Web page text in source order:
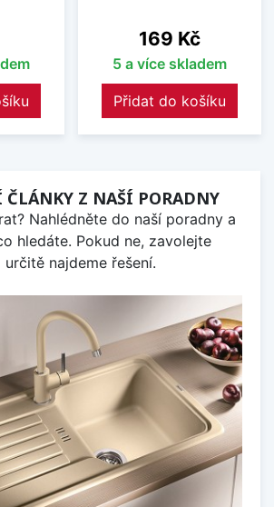
Cena
169 Kč
5 a více skladem
Přidat do košíku
ČLÁNKY Z NAŠÍ PORADNY
Nahlédněte do naší poradny a
hledáte. Pokud ne, zavolejte
najdeme řešení.